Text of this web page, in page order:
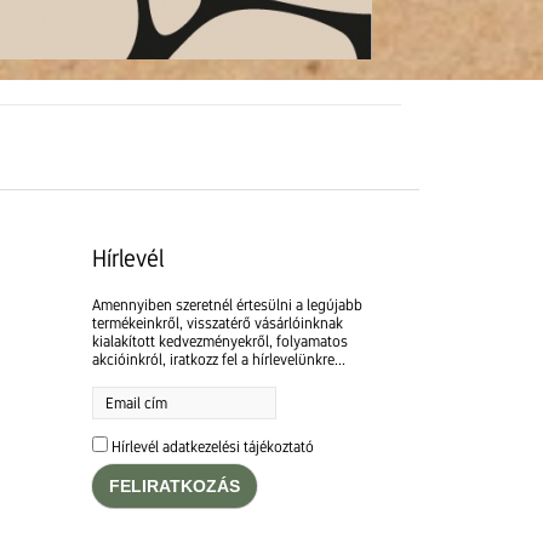
Hírlevél
Amennyiben szeretnél értesülni a legújabb
termékeinkről, visszatérő vásárlóinknak
kialakított kedvezményekről, folyamatos
akcióinkról, iratkozz fel a hírlevelünkre...
Hírlevél adatkezelési tájékoztató
FELIRATKOZÁS